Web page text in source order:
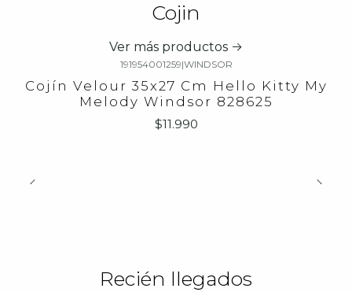
Cojin
Ver más productos
191954001259|WINDSOR
Cojín Velour 35x27 Cm Hello Kitty My
Melody Windsor 828625
$11.990
Recién llegados